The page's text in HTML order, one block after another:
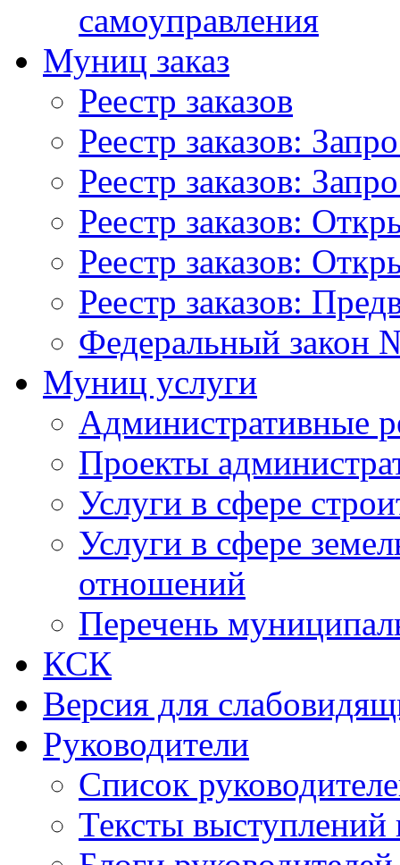
самоуправления
Муниц заказ
Реестр заказов
Реестр заказов:
Реестр заказов:
Реестр заказов:
Реестр заказов:
Реестр заказов:
Федеральный закон
Муниц услуги
Административные
Проекты
Услуги в сфере
Услуги в сфере
отношений
Перечень
КСК
Версия для
Руководители
Список
Тексты выступлений